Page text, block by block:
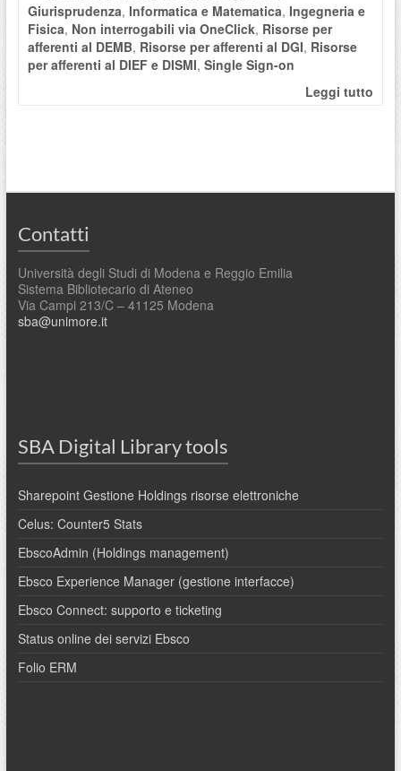
Giurisprudenza, Informatica e Matematica, Ingegneria e
Fisica, Non interrogabili via OneClick, Risorse per
afferenti al DEMB, Risorse per afferenti al DGI, Risorse
per afferenti al DIEF e DISMI, Single Sign-on
Leggi tutto
Contatti
Università degli Studi di Modena e Reggio Emilia
Sistema Bibliotecario di Ateneo
Via Campi 213/C – 41125 Modena
sba@unimore.it
SBA Digital Library tools
Sharepoint Gestione Holdings risorse elettroniche
Celus: Counter5 Stats
EbscoAdmin (Holdings management)
Ebsco Experience Manager (gestione interfacce)
Ebsco Connect: supporto e ticketing
Status online dei servizi Ebsco
Folio ERM